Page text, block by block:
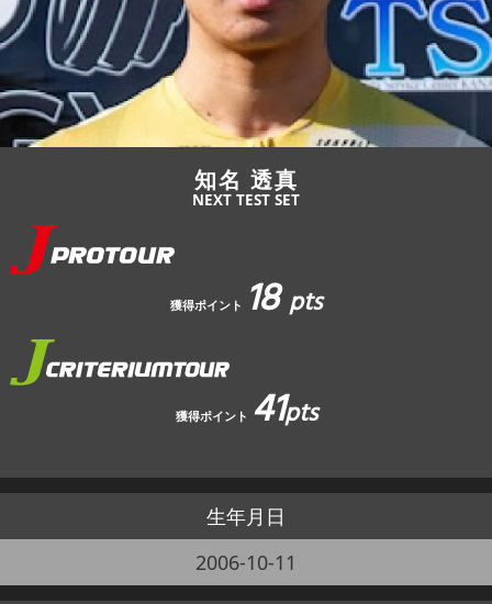
知名 透真
NEXT TEST SET
獲得ポイント 18pts
獲得ポイント 41pts
生年月日
2006-10-11